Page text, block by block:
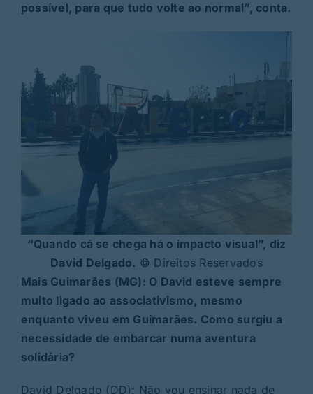
possível, para que tudo volte ao normal”, conta.
“Quando cá se chega há o impacto visual”, diz
David Delgado. © Direitos Reservados
Mais Guimarães (MG): O David esteve sempre
muito ligado ao associativismo, mesmo
enquanto viveu em Guimarães. Como surgiu a
necessidade de embarcar numa aventura
solidária?
David Delgado (DD): Não vou ensinar nada de